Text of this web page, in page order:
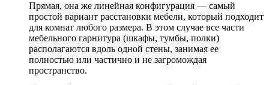
Прямая, она же линейная конфигурация — самый
простой вариант расстановки мебели, который подходит
для комнат любого размера. В этом случае все части
мебельного гарнитура (шкафы, тумбы, полки)
располагаются вдоль одной стены, занимая ее
полностью или частично и не загромождая
пространство.